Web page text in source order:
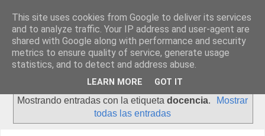
Mostrando entradas con la etiqueta docencia.
Mostrar
todas las entradas
This site uses cookies from Google to deliver its services
and to analyze traffic. Your IP address and user-agent are
shared with Google along with performance and security
metrics to ensure quality of service, generate usage
statistics, and to detect and address abuse.
LEARN MORE GOT IT